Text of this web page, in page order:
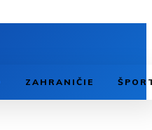
ZAHRANIČIE